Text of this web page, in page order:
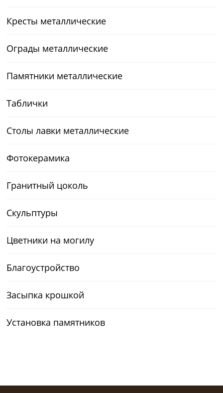
Кресты металлические
Ограды металлические
Памятники металлические
Таблички
Столы лавки металлические
Фотокерамика
Гранитный цоколь
Скульптуры
Цветники на могилу
Благоустройство
Засыпка крошкой
Установка памятников